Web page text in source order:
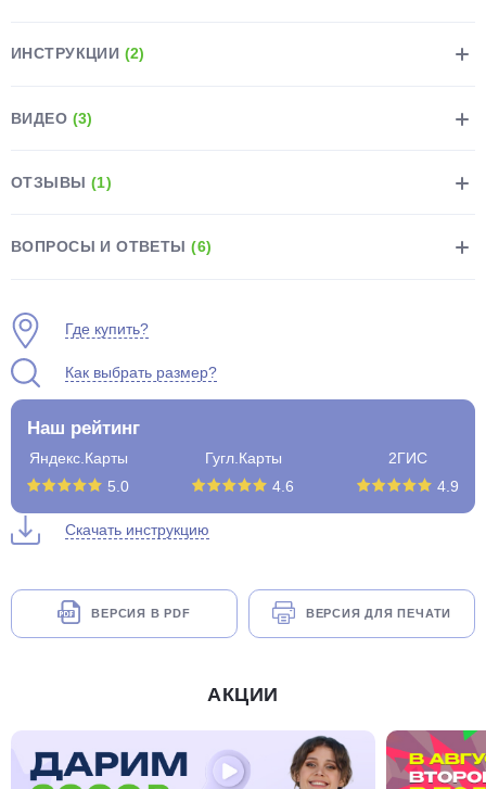
ИНСТРУКЦИИ (2)
ВИДЕО (3)
ОТЗЫВЫ (1)
ВОПРОСЫ И ОТВЕТЫ(6)
Где купить?
Как выбрать размер?
Наш рейтинг
Яндекс.Карты
5.0
Гугл.Карты
4.6
2ГИС
4.9
Скачать инструкцию
ВЕРСИЯ В PDF ВЕРСИЯ ДЛЯ ПЕЧАТИ
АКЦИИ